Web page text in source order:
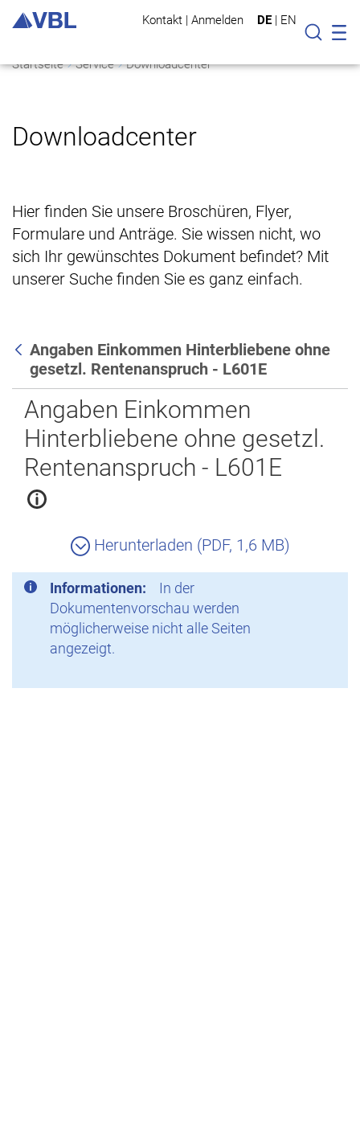
Kontakt | Anmelden DE | EN
Suche
Startseite Service Downloadcenter
Downloadcenter
Hier finden Sie unsere Broschüren, Flyer,
Formulare und Anträge. Sie wissen nicht, wo
sich Ihr gewünschtes Dokument befindet? Mit
unserer Suche finden Sie es ganz einfach.
Zurück
Angaben Einkommen Hinterbliebene ohne
gesetzl. Rentenanspruch - L601E
Angaben Einkommen
Hinterbliebene ohne gesetzl.
Rentenanspruch - L601E
Herunterladen (PDF, 1,6 MB)
Informationen:
In der
Dokumentenvorschau werden
möglicherweise nicht alle Seiten
angezeigt.